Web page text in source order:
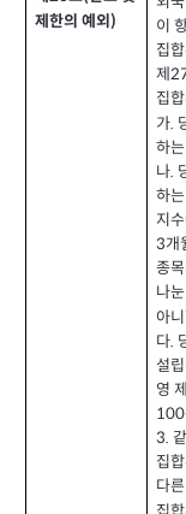
제한의 예외 )
이
집
제
집
가.
하
나.
하
지
3개
종
나
아
다.
설
영
100
3.
집
다